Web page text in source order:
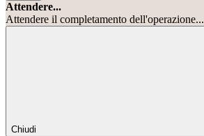
Attendere...
Attendere il completamento dell'operazione...
Chiudi